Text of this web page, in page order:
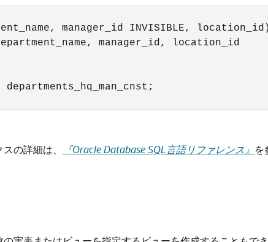
manager_id INVISIBLE, location_id)
manager_id, location_id
departments_hq_man_cnst;
の詳細は、 『Oracle Database SQL言語リファレンス』 を